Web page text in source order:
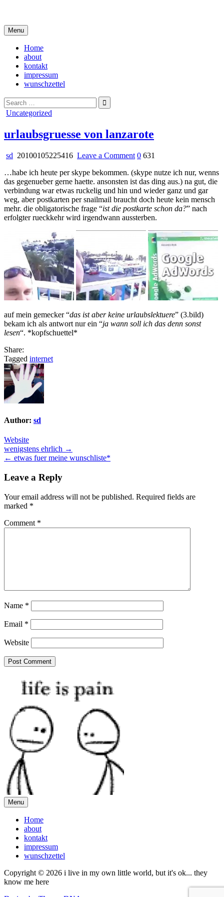
content
Menu
Home
about
kontakt
impressum
wunschzettel
Search
for:
Posted
Uncategorized
urlaubsgruesse von lanzarote
sd 20100105225416 Leave a Commenton
von
lanzarote
0 631
…habe ich heute per skype bekommen. (skype nutze ich nur, wenns
das gegenueber gerne haette. ansonsten ist das ding aus.) na gut, die
verbindung war etwas ruckelig und hin und wieder ganz und gar
weg, aber postkarten per snailmail braucht doch heute kein mensch
mehr. die obligatorische frage “ist die postkarte schon da?” nach
erfolgter rueckkehr wird irgendwann aussterben.
auf mein gemecker “das ist aber keine urlaubslektuere” (3.bild)
bekam ich als antwort nur ein “ja wann soll ich das denn sonst
lesen“. *kopfschuettel*
Share:
Tagged internet
Author: sd
Website
Post
navigation
wenigstens ehrlich →
← etwas fuer meine wunschliste*
Leave a Reply
Your email address will not be published. Required fields are
marked *
Comment *
Name *
Email *
Website
Menu
Home
about
kontakt
impressum
wunschzettel
Copyright © 2026 i live in my own little world, but it's ok... they
know me here